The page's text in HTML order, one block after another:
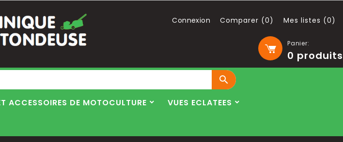
Panier:
0 produits
Connexion Comparer (0) Mes listes (0)
Blog

ACCESSOIRES DE MOTOCULTURE
VUES ECLATEES